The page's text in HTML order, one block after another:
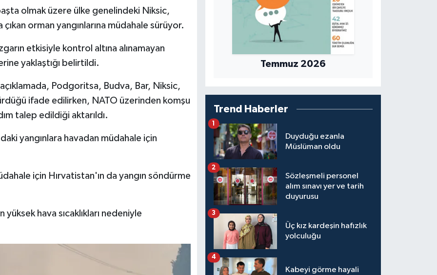
olmak üzere ülke genelindeki Niksic,
orman yangınlarına müdahale sürüyor.
etkisiyle kontrol altına alınamayan
yaklaştığı belirtildi.
açıklamada, Podgoritsa, Budva, Bar, Niksic,
ifade edilirken, NATO üzerinden komşu
talep edildiği aktarıldı.
yangınlara havadan müdahale için
için Hırvatistan'ın da yangın söndürme
hava sıcaklıkları nedeniyle
Temmuz 2026
Trend Haberler
Duyduğu ezanla
Müslüman oldu
1
Sözleşmeli personel
alım sınavı yer ve tarih
duyurusu
2
Üç kız kardeşin hafızlık
yolculuğu
3
Kabeyi görme hayali
4